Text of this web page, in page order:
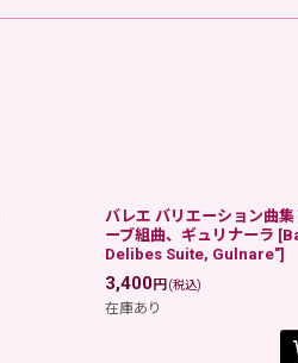
バレエ バリエーション曲
ーブ組曲、ギュリナーラ [
Delibes Suite, Gulnare"]
3,400円(税込)
在庫あり